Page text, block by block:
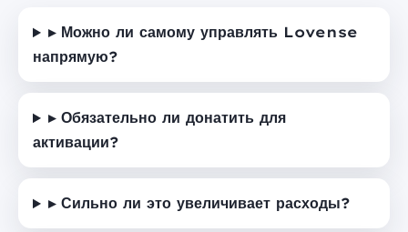
▸ Можно ли самому управлять Lovense
напрямую?
▸ Обязательно ли донатить для
активации?
▸ Сильно ли это увеличивает расходы?